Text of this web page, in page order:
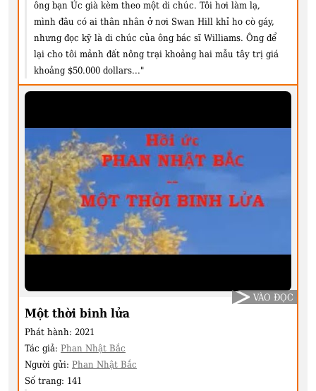
ông bạn Úc già kèm theo một di chúc. Tôi hơi làm lạ,
mình đâu có ai thân nhân ở nơi Swan Hill khỉ ho cò gáy,
nhưng đọc kỹ là di chúc của ông bác sĩ Williams. Ông để
lại cho tôi mảnh đất nông trại khoảng hai mẫu tây trị giá
khoảng $50.000 dollars..."
Một thời binh lửa
Phát hành: 2021
Tác giả: Phan Nhật Bắc
Người gửi: Phan Nhật Bắc
Số trang: 141
VÀO ĐỌC